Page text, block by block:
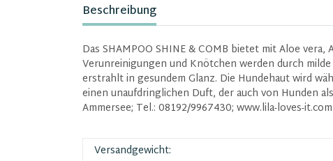
Beschreibung
Das SHAMPOO SHINE & COMB bietet mit Aloe
Verunreinigungen und Knötchen werden durch
erstrahlt in gesundem Glanz. Die Hundehaut wird
einen unaufdringlichen Duft, der auch von Hunden
Ammersee; Tel.: 08192/9967430; www.lila-loves-it.com
Versandgewicht: